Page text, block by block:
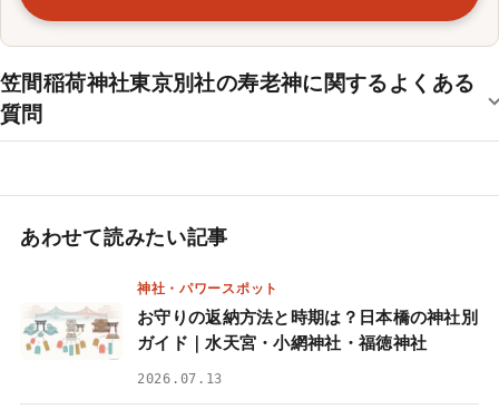
笠間稲荷神社東京別社の寿老神に関するよくある
質問
あわせて読みたい記事
神社・パワースポット
お守りの返納方法と時期は？日本橋の神社別
ガイド｜水天宮・小網神社・福徳神社
2026.07.13